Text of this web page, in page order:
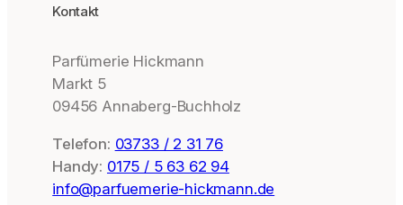
Kontakt
Parfümerie Hickmann
Markt 5
09456 Annaberg-Buchholz
Telefon: 03733 / 2 31 76
Handy: 0175 / 5 63 62 94
info@parfuemerie-hickmann.de